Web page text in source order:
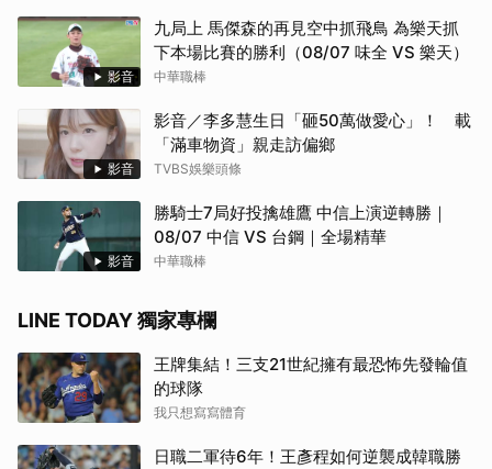
影音
九局上 馬傑森的再見空中抓飛鳥 為樂天抓
下本場比賽的勝利（08/07 味全 VS 樂天）
中華職棒
影音
影音／李多慧生日「砸50萬做愛心」！ 載
「滿車物資」親走訪偏鄉
TVBS娛樂頭條
影音
勝騎士7局好投擒雄鷹 中信上演逆轉勝｜
08/07 中信 VS 台鋼｜全場精華
中華職棒
LINE TODAY 獨家專欄
王牌集結！三支21世紀擁有最恐怖先發輪值
的球隊
我只想寫寫體育
日職二軍待6年！王彥程如何逆襲成韓職勝